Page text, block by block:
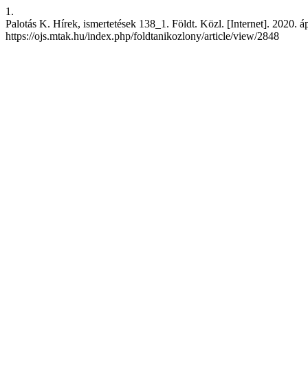
1.
Palotás K. Hírek, ismertetések 138_1. Földt. Közl. [Internet]. 2020.
https://ojs.mtak.hu/index.php/foldtanikozlony/article/view/2848